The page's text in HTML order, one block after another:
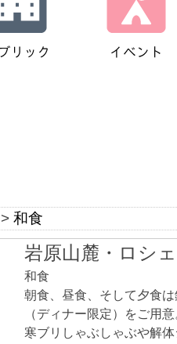
和食
岩原山麓・ロシ
和食
朝食、昼食、そして夕食
（ディナー限定）をご用
寒ブリしゃぶしゃぶや解